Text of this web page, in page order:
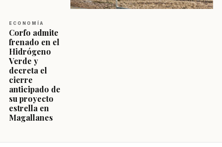
ECONOMÍA
Corfo admite
frenado en el
Hidrógeno
Verde y
decreta el
cierre
anticipado de
su proyecto
estrella en
Magallanes